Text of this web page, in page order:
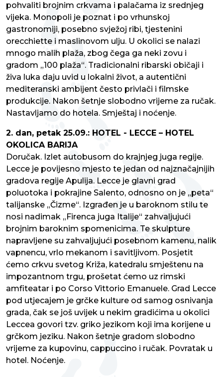
pohvaliti brojnim crkvama i palačama iz srednjeg
vijeka. Monopoli je poznat i po vrhunskoj
gastronomiji, posebno svježoj ribi, tjestenini
orecchiette i maslinovom ulju. U okolici se nalazi
mnogo malih plaža, zbog čega ga neki zovu i
gradom „100 plaža“. Tradicionalni ribarski običaji i
živa luka daju uvid u lokalni život, a autentični
mediteranski ambijent često privlači i filmske
produkcije. Nakon šetnje slobodno vrijeme za ručak.
Nastavljamo do hotela. Smještaj i noćenje.
2. dan, petak 25.09.: HOTEL - LECCE – HOTEL
OKOLICA BARIJA
Doručak. Izlet autobusom do krajnjeg juga regije.
Lecce je povijesno mjesto te jedan od najznačajnijih
gradova regije Apulija. Lecce je glavni grad
poluotoka i pokrajine Salento, odnosno on je „peta“
talijanske „Čizme“. Izgrađen je u baroknom stilu te
nosi nadimak „Firenca juga Italije“ zahvaljujući
brojnim baroknim spomenicima. Te skulpture
napravljene su zahvaljujući posebnom kamenu, nalik
vapnencu, vrlo mekanom i savitljivom. Posjetit
ćemo crkvu svetog Križa, katedralu smještenu na
impozantnom trgu, prošetat ćemo uz rimski
amfiteatar i po Corso Vittorio Emanuele. Grad Lecce
pod utjecajem je grčke kulture od samog osnivanja
grada, čak se još uvijek u nekim gradićima u okolici
Leccea govori tzv. griko jezikom koji ima korijene u
grčkom jeziku. Nakon šetnje gradom slobodno
vrijeme za kupovinu, cappuccino i ručak. Povratak u
hotel. Noćenje.